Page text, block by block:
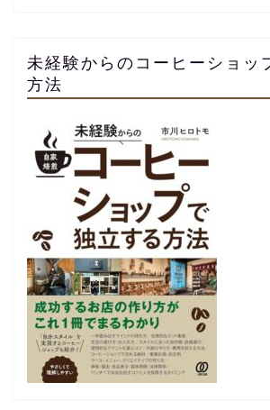
未経験からのコーヒーショッ
方法